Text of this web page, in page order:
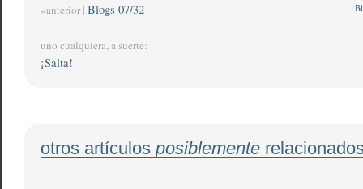
«anterior | Blogs 07/32
uno cualquiera, a suerte:
¡Salta!
otros artículos posiblemente